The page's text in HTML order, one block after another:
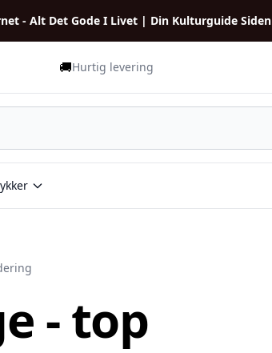
- Alt Det Gode I Livet | Din Kulturguide Siden
🚚Hurtig levering
- top